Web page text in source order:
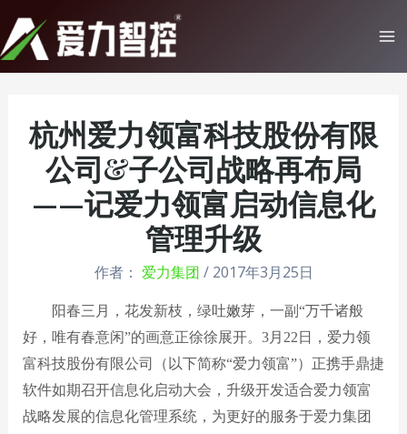
至
内
杭州爱力领富科技股份有限
公司&子公司战略再布局
——记爱力领富启动信息化
管理升级
作者： 爱力集团 / 2017年3月25日
阳春三月，花发新枝，绿吐嫩芽，一副“万千诸般
好，唯有春意闲”的画意正徐徐展开。 3月 22 日，爱力领
富科技股份有限公司（以下简称“爱力领富”）正携手鼎捷
软件如期召开信息化启动大会，升级开发适合爱力领富
战略发展的信息化管理系统，为更好的服务于爱力集团